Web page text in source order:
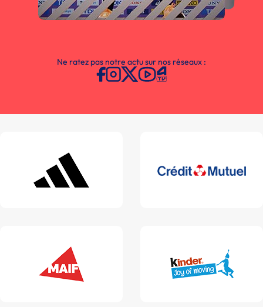
Ne ratez pas notre actu sur nos réseaux :